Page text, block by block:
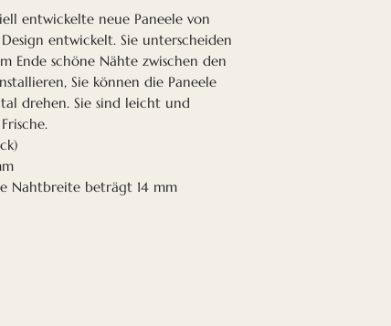
entwickelte neue Paneele von
entwickelt. Sie unterscheiden
Ende schöne Nähte zwischen den
Sie können die Paneele
drehen. Sie sind leicht und
Nahtbreite beträgt 14 mm